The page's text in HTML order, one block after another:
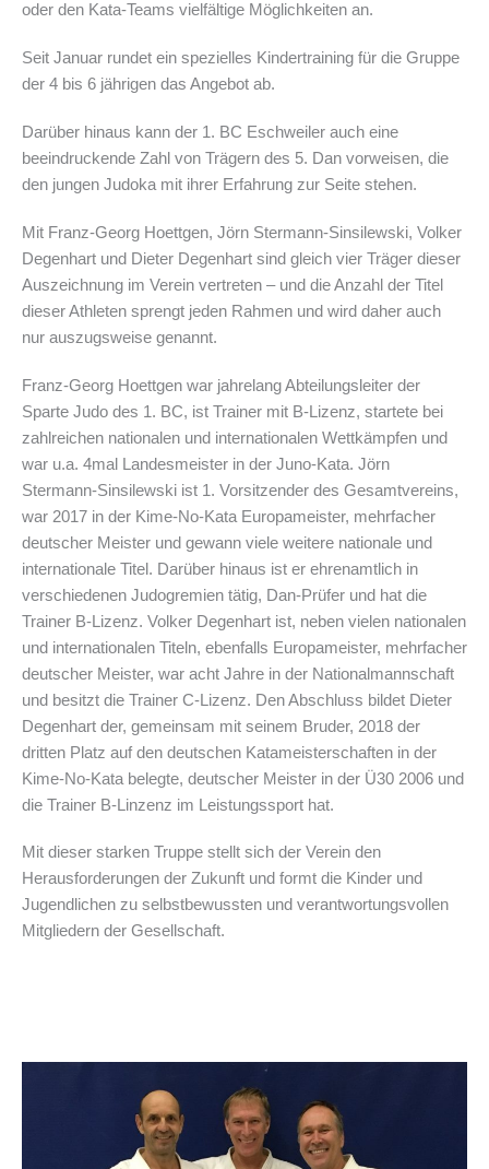
oder den Kata-Teams vielfältige Möglichkeiten an.
Seit Januar rundet ein spezielles Kindertraining für die Gruppe
der 4 bis 6 jährigen das Angebot ab.
Darüber hinaus kann der 1. BC Eschweiler auch eine
beeindruckende Zahl von Trägern des 5. Dan vorweisen, die
den jungen Judoka mit ihrer Erfahrung zur Seite stehen.
Mit Franz-Georg Hoettgen, Jörn Stermann-Sinsilewski, Volker
Degenhart und Dieter Degenhart sind gleich vier Träger dieser
Auszeichnung im Verein vertreten – und die Anzahl der Titel
dieser Athleten sprengt jeden Rahmen und wird daher auch
nur auszugsweise genannt.
Franz-Georg Hoettgen war jahrelang Abteilungsleiter der
Sparte Judo des 1. BC, ist Trainer mit B-Lizenz, startete bei
zahlreichen nationalen und internationalen Wettkämpfen und
war u.a. 4mal Landesmeister in der Juno-Kata. Jörn
Stermann-Sinsilewski ist 1. Vorsitzender des Gesamtvereins,
war 2017 in der Kime-No-Kata Europameister, mehrfacher
deutscher Meister und gewann viele weitere nationale und
internationale Titel. Darüber hinaus ist er ehrenamtlich in
verschiedenen Judogremien tätig, Dan-Prüfer und hat die
Trainer B-Lizenz. Volker Degenhart ist, neben vielen nationalen
und internationalen Titeln, ebenfalls Europameister, mehrfacher
deutscher Meister, war acht Jahre in der Nationalmannschaft
und besitzt die Trainer C-Lizenz. Den Abschluss bildet Dieter
Degenhart der, gemeinsam mit seinem Bruder, 2018 der
dritten Platz auf den deutschen Katameisterschaften in der
Kime-No-Kata belegte, deutscher Meister in der Ü30 2006 und
die Trainer B-Linzenz im Leistungssport hat.
Mit dieser starken Truppe stellt sich der Verein den
Herausforderungen der Zukunft und formt die Kinder und
Jugendlichen zu selbstbewussten und verantwortungsvollen
Mitgliedern der Gesellschaft.